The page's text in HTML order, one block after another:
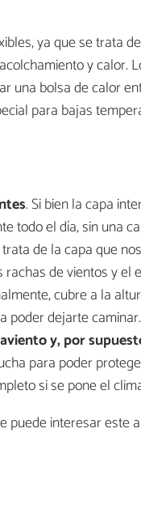
ya que se trata
y calor.
una bolsa de calor
para bajas
. Si bien la capa
todo el día, sin una
de la capa que
de vientos y el
cubre a la
dejarte
y, por
para poder
si se pone el
puede interesar este